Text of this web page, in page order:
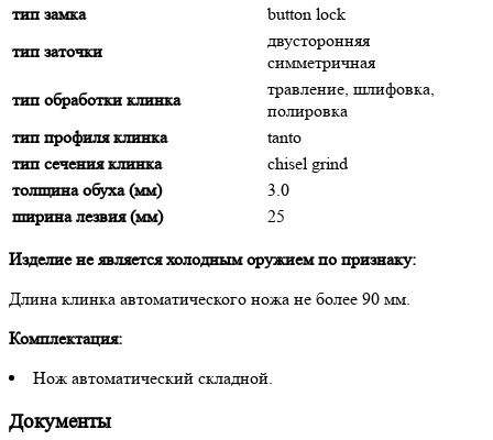
тип замка
button lock
тип заточки
двусторонняя
симметричная
тип обработки клинка
травление, шлифовка,
полировка
тип профиля клинка
tanto
тип сечения клинка
chisel grind
толщина обуха (мм)
3.0
ширина лезвия (мм)
25
Изделие не является холодным оружием по признаку:
Длина клинка автоматического ножа не более 90 мм.
Комплектация:
Нож автоматический складной.
Документы